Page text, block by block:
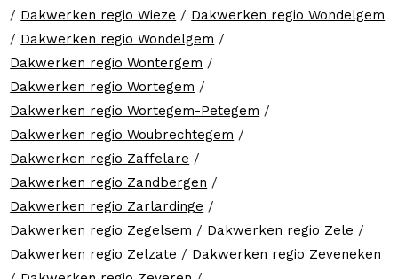
/ Dakwerken regio Wieze / Dakwerken regio Wondelgem
/ Dakwerken regio Wondelgem /
Dakwerken regio Wontergem /
Dakwerken regio Wortegem /
Dakwerken regio Wortegem-Petegem /
Dakwerken regio Woubrechtegem /
Dakwerken regio Zaffelare /
Dakwerken regio Zandbergen /
Dakwerken regio Zarlardinge /
Dakwerken regio Zegelsem / Dakwerken regio Zele /
Dakwerken regio Zelzate / Dakwerken regio Zeveneken